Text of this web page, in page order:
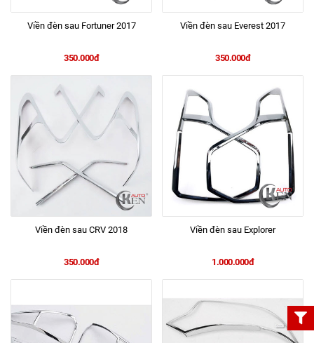
Viền đèn sau Fortuner 2017
350.000đ
Viền đèn sau Everest 2017
350.000đ
Viền đèn sau CRV 2018
350.000đ
Viền đèn sau Explorer
1.000.000đ